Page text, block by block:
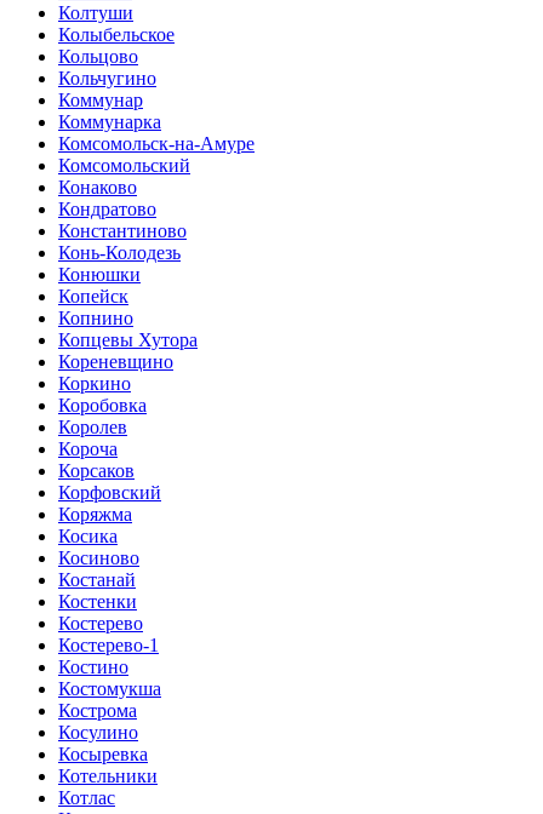
Колтуши
Колыбельское
Кольцово
Кольчугино
Коммунар
Коммунарка
Комсомольск-на-Амуре
Комсомольский
Конаково
Кондратово
Константиново
Конь-Колодезь
Конюшки
Копейск
Копнино
Копцевы Хутора
Кореневщино
Коркино
Коробовка
Королев
Короча
Корсаков
Корфовский
Коряжма
Косика
Косиново
Костанай
Костенки
Костерево
Костерево-1
Костино
Костомукша
Кострома
Косулино
Косыревка
Котельники
Котлас